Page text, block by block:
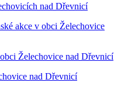
nad Dřevnicí
akce v obci Želechovice
Želechovice nad Dřevnicí
nad Dřevnicí